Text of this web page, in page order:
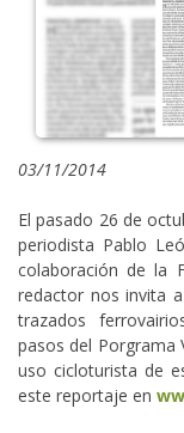
03/11/2014
El pasado 26 de
periodista Pablo
colaboración de la
redactor nos invita
trazados
pasos del Porgrama
uso cicloturista de
este reportaje en